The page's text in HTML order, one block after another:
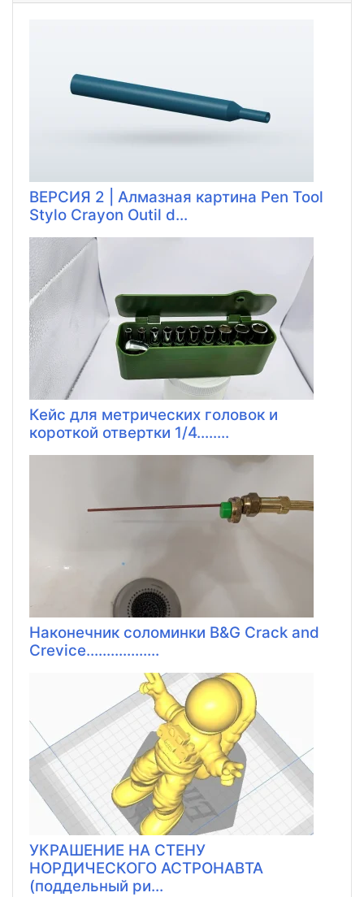
ВЕРСИЯ 2 | Алмазная картина Pen Tool
Stylo Crayon Outil d...
Кейс для метрических головок и
короткой отвертки 1/4........
Наконечник соломинки B&G Crack and
Crevice..................
УКРАШЕНИЕ НА СТЕНУ
НОРДИЧЕСКОГО АСТРОНАВТА
(поддельный ри...